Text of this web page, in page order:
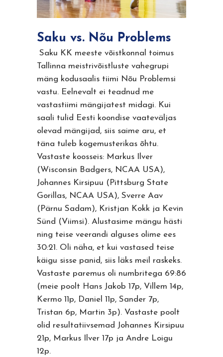
Saku vs. Nõu Problems
Saku KK meeste võistkonnal toimus
Tallinna meistrivõistluste vahegrupi
mäng kodusaalis tiimi Nõu Problemsi
vastu. Eelnevalt ei teadnud me
vastastiimi mängijatest midagi. Kui
saali tulid Eesti koondise vaateväljas
olevad mängijad, siis saime aru, et
täna tuleb kogemusterikas õhtu.
Vastaste koosseis: Markus Ilver
(Wisconsin Badgers, NCAA USA),
Johannes Kirsipuu (Pittsburg State
Gorillas, NCAA USA), Sverre Aav
(Pärnu Sadam), Kristjan Kokk ja Kevin
Sünd (Viimsi). Alustasime mängu hästi
ning teise veerandi alguses olime ees
30:21. Oli näha, et kui vastased teise
käigu sisse panid, siis läks meil raskeks.
Vastaste paremus oli numbritega 69:86
(meie poolt Hans Jakob 17p, Villem 14p,
Kermo 11p, Daniel 11p, Sander 7p,
Tristan 6p, Martin 3p). Vastaste poolt
olid resultatiivsemad Johannes Kirsipuu
21p, Markus Ilver 17p ja Andre Loigu
12p.